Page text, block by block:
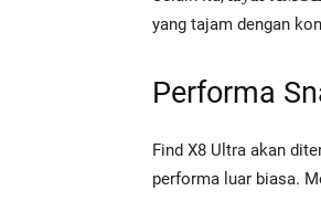
yang tajam dengan
Performa
Find X8 Ultra akan
performa luar biasa.